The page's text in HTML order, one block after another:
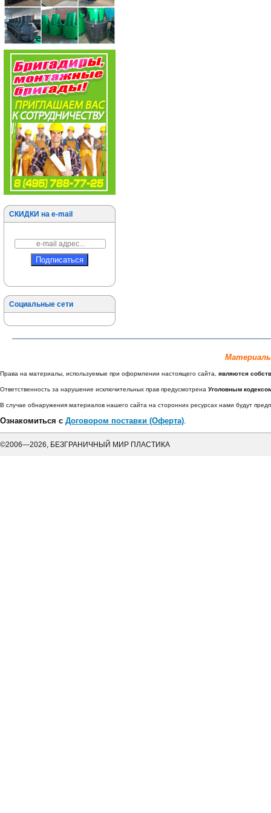
СКИДКИ на e-mail
Социальные сети
Права на материалы, используемые при оформлении настоящего сайта, являются
Ответственность за нарушение исключительных прав предусмотрена Уголовным
В случае обнаружения материалов нашего сайта на сторонних ресурсах нами будут
Ознакомиться с Договором поставки (Оферта).
©2006—2026, БЕЗГРАНИЧНЫЙ МИР ПЛАСТИКА